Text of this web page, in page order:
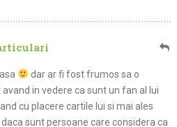
dar ar fi fost frumos sa o
in vedere ca sunt un fan al lui
cu placere cartile lui si mai ales
sunt persoane care considera ca